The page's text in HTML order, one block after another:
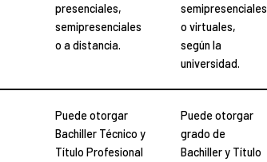
presenciales,
semipresenciales
o a distancia.
semipresenciales
o virtuales,
según la
universidad.
Puede otorgar
Bachiller Técnico y
Título Profesional
Puede otorgar
grado de
Bachiller y Título